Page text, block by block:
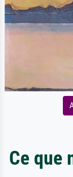
Ce que